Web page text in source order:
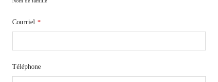
Courriel *
Téléphone